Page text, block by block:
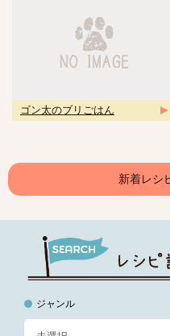
ゴン太のブリごはん
新着レシ
ジャンル